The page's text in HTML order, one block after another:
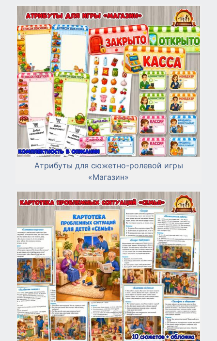
Атрибуты для сюжетно-ролевой игры
«Магазин»